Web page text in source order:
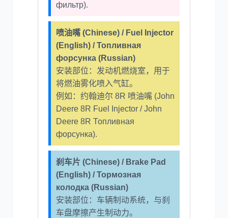
фильтр).
喷油嘴 (Chinese) / Fuel Injector
(English) / Топливная
форсунка (Russian)
安装部位：发动机燃烧室，用于
将燃油雾化喷入气缸。
例如：约翰迪尔 8R 喷油嘴 (John
Deere 8R Fuel Injector / John
Deere 8R Топливная
форсунка).
刹车片 (Chinese) / Brake Pad
(English) / Тормозная
колодка (Russian)
安装部位：车辆制动系统，与刹
车盘摩擦产生制动力。